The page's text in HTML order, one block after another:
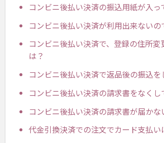
コンビニ後払い決済の振込用紙が入っ
コンビニ後払い決済が利用出来ないの
コンビニ後払い決済で、登録の住所
は？
コンビニ後払い決済で返品後の振込
コンビニ後払い決済の請求書をなく
コンビニ後払い決済の請求書が届かな
代金引換決済での注文でカード支払